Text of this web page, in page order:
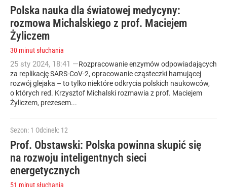
Polska nauka dla światowej medycyny:
rozmowa Michalskiego z prof. Maciejem
Żyliczem
30 minut słuchania
25 sty 2024, 18:41 —Rozpracowanie enzymów odpowiadających
za replikację SARS-CoV-2, opracowanie cząsteczki hamującej
rozwój glejaka – to tylko niektóre odkrycia polskich naukowców,
o których red. Krzysztof Michalski rozmawia z prof. Maciejem
Żyliczem, prezesem...
Sezon: 1 Odcinek: 12
Prof. Obstawski: Polska powinna skupić się
na rozwoju inteligentnych sieci
energetycznych
51 minut słuchania